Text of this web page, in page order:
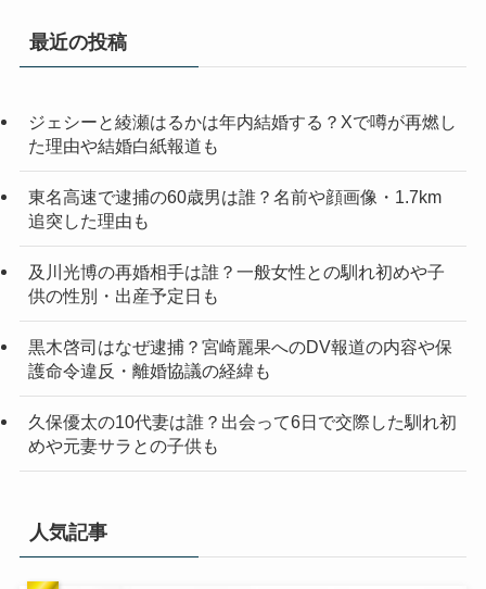
最近の投稿
ジェシーと綾瀬はるかは年内結婚する？Xで噂が再燃し
た理由や結婚白紙報道も
東名高速で逮捕の60歳男は誰？名前や顔画像・1.7km
追突した理由も
及川光博の再婚相手は誰？一般女性との馴れ初めや子
供の性別・出産予定日も
黒木啓司はなぜ逮捕？宮崎麗果へのDV報道の内容や保
護命令違反・離婚協議の経緯も
久保優太の10代妻は誰？出会って6日で交際した馴れ初
めや元妻サラとの子供も
人気記事